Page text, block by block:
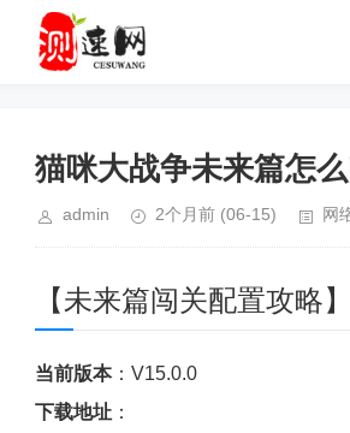
猫咪大战争未来篇怎
admin 2个月前 (06-15) 网
【未来篇闯关配置攻略】
当前版本：V15.0.0
下载地址 ：